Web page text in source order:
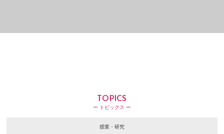
TOPICS
ー トピックス ー
授業・研究